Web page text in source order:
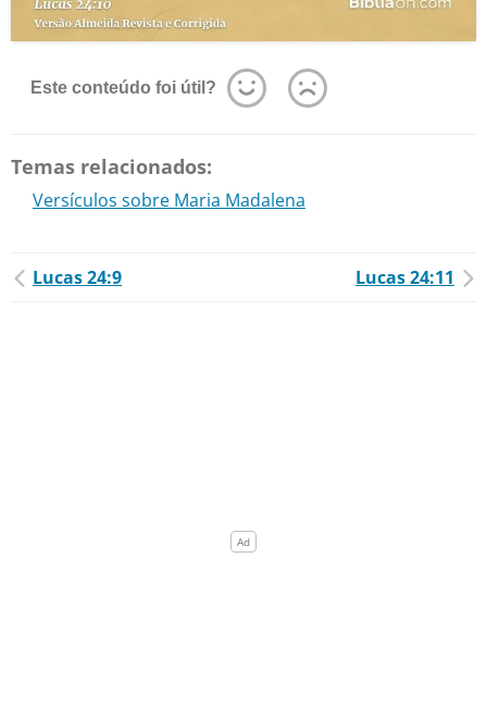
Este conteúdo foi útil?
Temas relacionados:
Versículos sobre Maria Madalena
Lucas 24:9 Lucas 24:11